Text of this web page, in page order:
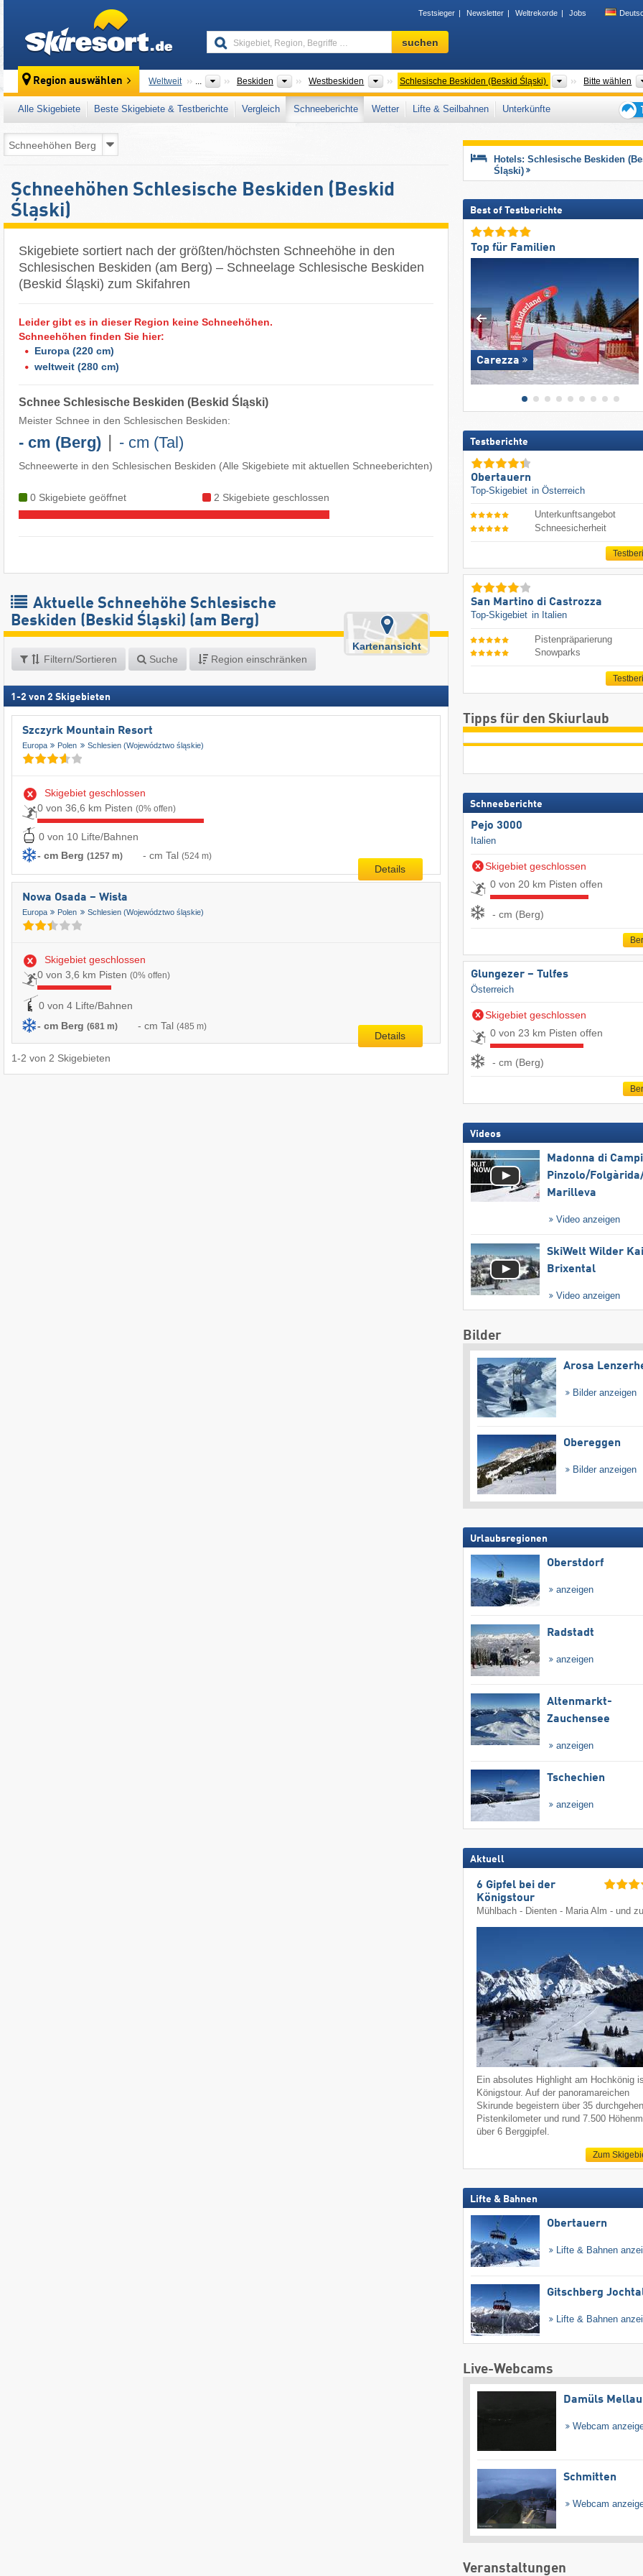
Testsieger Newsletter Weltrekorde Jobs
Skigebiet,
Region,
…
suchen
Region auswählen Weltweit ... Beskiden Gebirgszüge
Westbeskiden Gebirgszüge
Schlesische Beskiden (Beskid Śląski) Gebirgszüge
Bitte wählen
Alle Skigebiete Beste Skigebiete & Testberichte Vergleich Schneeberichte Wetter Lifte & Seilbahnen
Unterkünfte
für
den
Schneehöhen Schlesische Beskiden (Beskid
Śląski)
Skigebiete sortiert nach der größten/höchsten Schneehöhe in den
Schlesischen Beskiden (am Berg) – Schneelage Schlesische Beskiden
(Beskid Śląski) zum Skifahren
Leider gibt es in dieser Region keine Schneehöhen.
Schneehöhen finden Sie hier:
Europa (220 cm)
weltweit (280 cm)
Schnee Schlesische Beskiden (Beskid Śląski)
Meister Schnee in den Schlesischen Beskiden:
- cm (Berg) | - cm (Tal)
Schneewerte in den Schlesischen Beskiden (Alle Skigebiete mit aktuellen Schneeberichten)
0 Skigebiete geöffnet 2 Skigebiete geschlossen
Aktuelle Schneehöhe Schlesische
Beskiden (Beskid Śląski) (am Berg)
Filtern/Sortieren Suche Region einschränken
Kartenansicht
1 -2 von 2 Skigebieten
Szczyrk Mountain Resort
Europa Polen Schlesien (Województwo śląskie)
Skigebiet geschlossen
0 von 36,6 km Pisten (0% offen)
0 von 10 Lifte/Bahnen
- cm Berg (1257 m) - cm Tal (524 m)
Details
Nowa Osada – Wisła
Europa Polen Schlesien (Województwo śląskie)
Skigebiet geschlossen
0 von 3,6 km Pisten (0% offen)
0 von 4 Lifte/Bahnen
- cm Berg (681 m) - cm Tal (485 m)
Details
1-2 von 2 Skigebieten
Hotels: Schlesische Beskiden
Śląski)
Best of Testberichte
Top für Familien
Carezza
Testberichte
Obertauern
Top-Skigebiet in Österreich
Unterkunftsangebot
Schneesicherheit
San Martino di Castrozza
Top-Skigebiet in Italien
Pistenpräparierung
Snowparks
Tipps für den Skiurlaub
Schneeberichte
Pejo 3000
Italien
Skigebiet geschlossen
0 von 20 km Pisten offen
- cm (Berg)
Glungezer – Tulfes
Österreich
Skigebiet geschlossen
0 von 23 km Pisten offen
- cm (Berg)
Videos
Madonna di
Pinzolo/​
Marilleva
Video anzeigen
SkiWelt Wilder
Brixental
Video anzeigen
Bilder
Arosa
Bilder anzeigen
Obereggen
Bilder anzeigen
Urlaubsregionen
Oberstdorf
anzeigen
Radstadt
anzeigen
Altenmarkt-
Zauchensee
anzeigen
Tschechien
anzeigen
Aktuell
6 Gipfel bei der
Königstour
Mühlbach - Dienten - Maria Alm - und
Ein absolutes Highlight am Hochkönig
Königstour. Auf der panoramareichen
Skirunde begeistern über 35
Pistenkilometer und rund 7.500
über 6 Berggipfel.
Zum
Lifte & Bahnen
Obertauern
Lifte & Bahnen
Gitschberg
Lifte & Bahnen
Live-Webcams
Damüls Mellau
Webcam
Schmitten
Webcam
Veranstaltungen